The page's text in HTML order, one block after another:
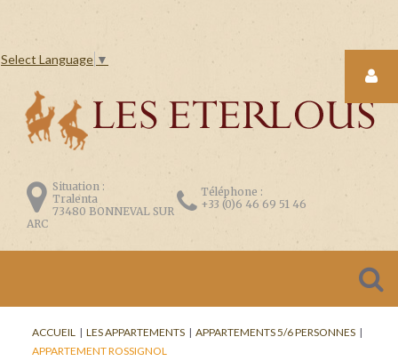
Select Language ▼
Situation :
Tralenta
73480 BONNEVAL SUR
ARC
Téléphone :
+33 (0)6 46 69 51 46
ACCUEIL | LES APPARTEMENTS | APPARTEMENTS 5/6 PERSONNES |
APPARTEMENT ROSSIGNOL
FORM
souvenir
de